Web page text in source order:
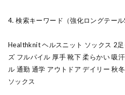
4. 検索キーワード（強化ロングテール
Healthknit ヘルスニット ソックス 2
ズ フルパイル 厚手 靴下 柔らかい 吸
ル 通勤 通学 アウトドア デイリー 秋
ソックス